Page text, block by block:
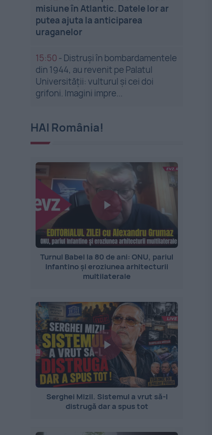
misiune în Atlantic. Datele lor ar
putea ajuta la anticiparea
uraganelor
15:50 - Distruși în bombardamentele
din 1944, au revenit pe Palatul
Universității: vulturul și cei doi
grifoni. Imagini impre...
HAI România!
Turnul Babel la 80 de ani: ONU, pariul
Infantino și eroziunea arhitecturii
multilaterale
Serghei Mizil. Sistemul a vrut să-l
distrugă dar a spus tot